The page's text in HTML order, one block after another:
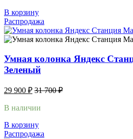
В корзину
Распродажа
Умная колонка Яндекс
Зеленый
29 900 ₽ 31 700₽
В наличии
В корзину
Распродажа